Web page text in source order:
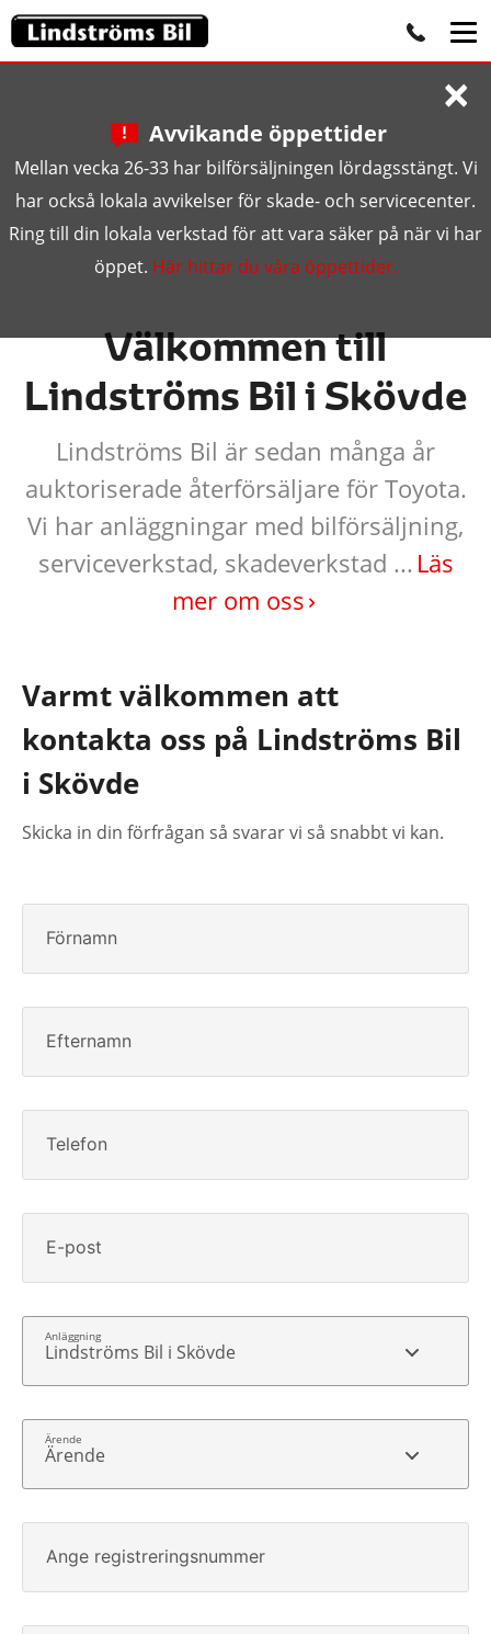
Avvikande öppettider
Mellan vecka 26-33 har bilförsäljningen lördagsstängt. Vi
har också lokala avvikelser för skade- och servicecenter.
Ring till din lokala verkstad för att vara säker på när vi har
öppet. Här hittar du våra öppettider.
×
Välkommen till
Lindströms Bil i Skövde
Lindströms Bil är sedan många år
auktoriserade återförsäljare för Toyota.
Vi har anläggningar med bilförsäljning,
serviceverkstad, skadeverkstad ... Läs
mer om oss
Varmt välkommen att
kontakta oss på Lindströms Bil
i Skövde
Skicka in din förfrågan så svarar vi så snabbt vi kan.
Förnamn
Efternamn
Telefon
E-post
Lindströms Bil i Skövde
Ärende
Ange registreringsnummer